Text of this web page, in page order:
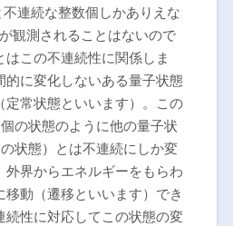
連続な整数個しかありえな
観測されることはないので
この不連続性に関係しま
的に変化しないある量子状態
定常状態といいます）。この
の状態のように他の量子状
状態）とは不連続にしか変
外界からエネルギーをもらわ
動（遷移といいます）でき
続性に対応してこの状態の変